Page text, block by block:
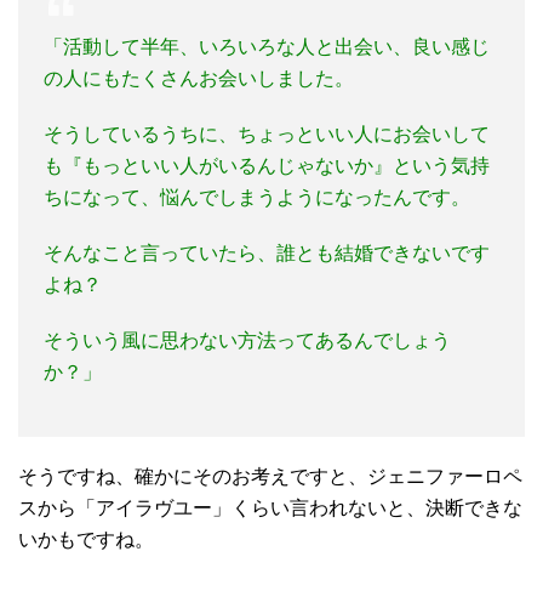
「活動して半年、いろいろな人と出会い、良い感じ
の人にもたくさんお会いしました。
そうしているうちに、ちょっといい人にお会いして
も『もっといい人がいるんじゃないか』という気持
ちになって、悩んでしまうようになったんです。
そんなこと言っていたら、誰とも結婚できないです
よね？
そういう風に思わない方法ってあるんでしょう
か？」
そうですね、確かにそのお考えですと、ジェニファーロペ
スから「アイラヴユー」くらい言われないと、決断できな
いかもですね。